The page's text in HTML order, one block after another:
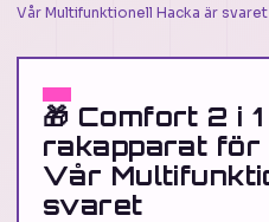
Vår Multifunktionell Hacka är svaret
🎁 Comfort 2 i
rakapparat för
Vår
svaret